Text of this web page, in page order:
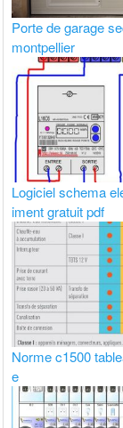
Porte de garage
montpellier
Logiciel schema
iment gratuit pdf
Norme c1500
e